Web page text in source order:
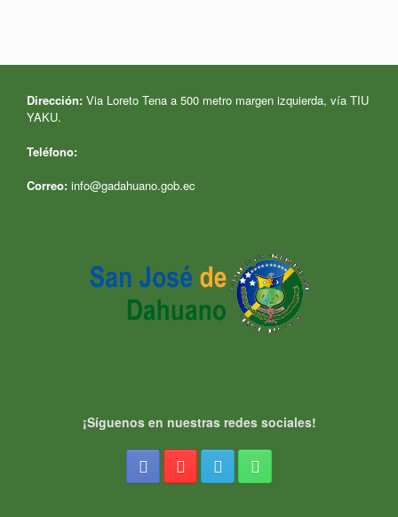
Dirección: Via Loreto Tena a 500 metro margen izquierda, vía TIU
YAKU.
Teléfono:
Correo: info@gadahuano.gob.ec
¡Síguenos en nuestras redes sociales!